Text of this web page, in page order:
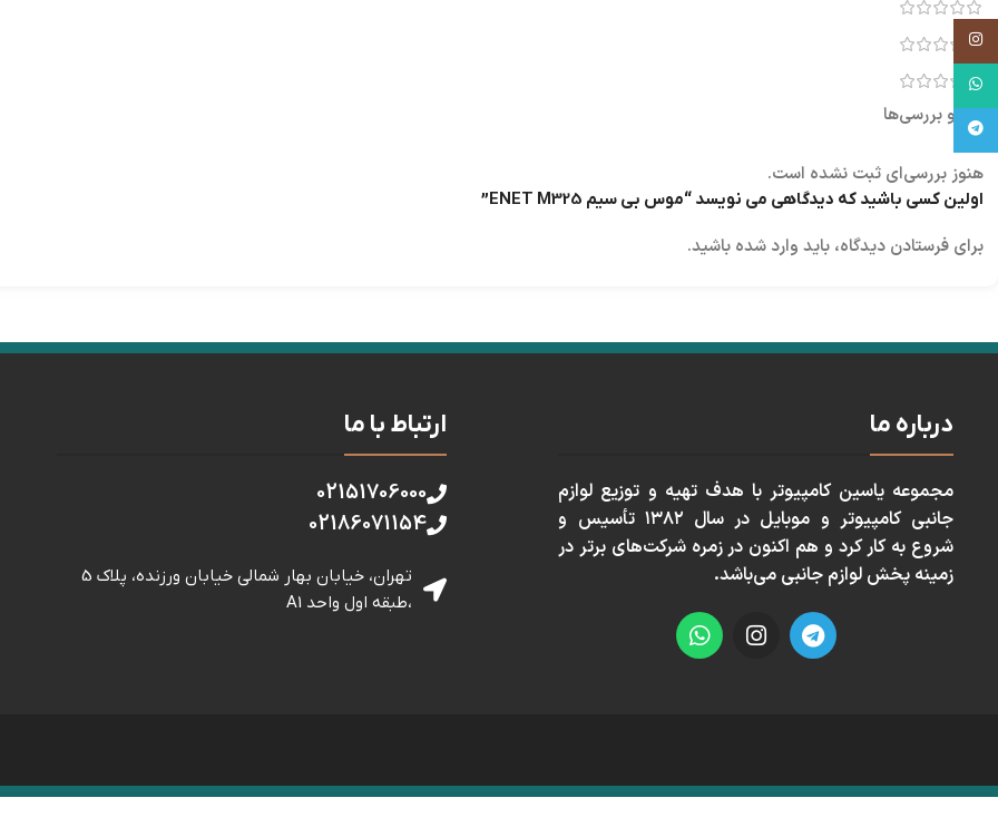
نقد و بررسی‌ها
هنوز بررسی‌ای ثبت نشده است.
اولین کسی باشید که دیدگاهی می نویسد “موس بی سیم ENET M325”
برای فرستادن دیدگاه، باید وارد شده باشید.
درباره ما
مجموعه ياسين كامپيوتر با هدف تهيه و توزيع لوازم
جانبی كامپيوتر و موبايل در سال ١٣٨٢ تأسيس و
شروع به كار كرد و هم اكنون در زمره شركت‌های برتر در
زمينه پخش لوازم جانبی می‌باشد.
ارتباط با ما
02151706000
02186071154
تهران، خیابان بهار شمالی خيابان ورزنده، پلاک 5
،طبقه اول واحد A1
اینستاگرام
واتساپ
تلگرام